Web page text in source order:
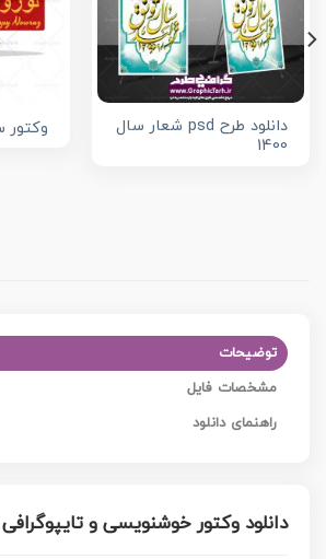
دانلود طرح psd شعار سال
1400
وکتور
توضیحات
مشخصات فایل
راهنمای دانلود
دانلود وکتور خوشنویسی و